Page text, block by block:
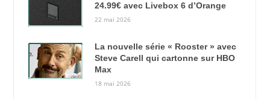
24.99€ avec Livebox 6 d’Orange
22 mai 2026
La nouvelle série « Rooster » avec
Steve Carell qui cartonne sur HBO
Max
18 mai 2026